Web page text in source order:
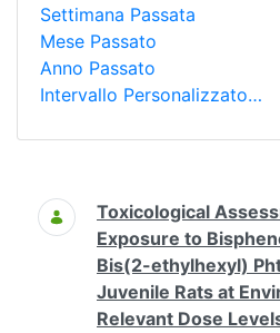
Settimana Passata
Mese Passato
Anno Passato
Intervallo Personalizzato…
Ricerca
Toxicological
Exposure to
Bis(2-ethylhexyl)
Juvenile Rats at
Relevant Dose